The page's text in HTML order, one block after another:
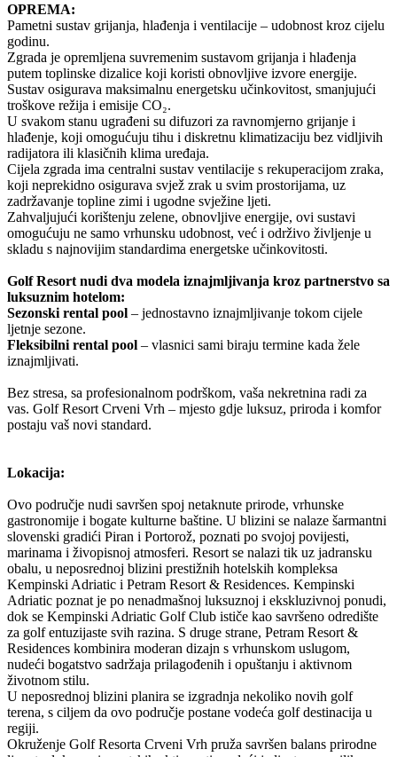
OPREMA:
Pametni sustav grijanja, hlađenja i ventilacije – udobnost kroz cijelu
godinu.
Zgrada je opremljena suvremenim sustavom grijanja i hlađenja
putem toplinske dizalice koji koristi obnovljive izvore energije.
Sustav osigurava maksimalnu energetsku učinkovitost, smanjujući
troškove režija i emisije CO₂.
U svakom stanu ugrađeni su difuzori za ravnomjerno grijanje i
hlađenje, koji omogućuju tihu i diskretnu klimatizaciju bez vidljivih
radijatora ili klasičnih klima uređaja.
Cijela zgrada ima centralni sustav ventilacije s rekuperacijom zraka,
koji neprekidno osigurava svjež zrak u svim prostorijama, uz
zadržavanje topline zimi i ugodne svježine ljeti.
Zahvaljujući korištenju zelene, obnovljive energije, ovi sustavi
omogućuju ne samo vrhunsku udobnost, već i održivo življenje u
skladu s najnovijim standardima energetske učinkovitosti.
Golf Resort nudi dva modela iznajmljivanja kroz partnerstvo sa
luksuznim hotelom:
Sezonski rental pool – jednostavno iznajmljivanje tokom cijele
ljetnje sezone.
Fleksibilni rental pool – vlasnici sami biraju termine kada žele
iznajmljivati.
Bez stresa, sa profesionalnom podrškom, vaša nekretnina radi za
vas. Golf Resort Crveni Vrh – mjesto gdje luksuz, priroda i komfor
postaju vaš novi standard.
Lokacija:
Ovo područje nudi savršen spoj netaknute prirode, vrhunske
gastronomije i bogate kulturne baštine. U blizini se nalaze šarmantni
slovenski gradići Piran i Portorož, poznati po svojoj povijesti,
marinama i živopisnoj atmosferi. Resort se nalazi tik uz jadransku
obalu, u neposrednoj blizini prestižnih hotelskih kompleksa
Kempinski Adriatic i Petram Resort & Residences. Kempinski
Adriatic poznat je po nenadmašnoj luksuznoj i ekskluzivnoj ponudi,
dok se Kempinski Adriatic Golf Club ističe kao savršeno odredište
za golf entuzijaste svih razina. S druge strane, Petram Resort &
Residences kombinira moderan dizajn s vrhunskom uslugom,
nudeći bogatstvo sadržaja prilagođenih i opuštanju i aktivnom
životnom stilu.
U neposrednoj blizini planira se izgradnja nekoliko novih golf
terena, s ciljem da ovo područje postane vodeća golf destinacija u
regiji.
Okruženje Golf Resorta Crveni Vrh pruža savršen balans prirodne